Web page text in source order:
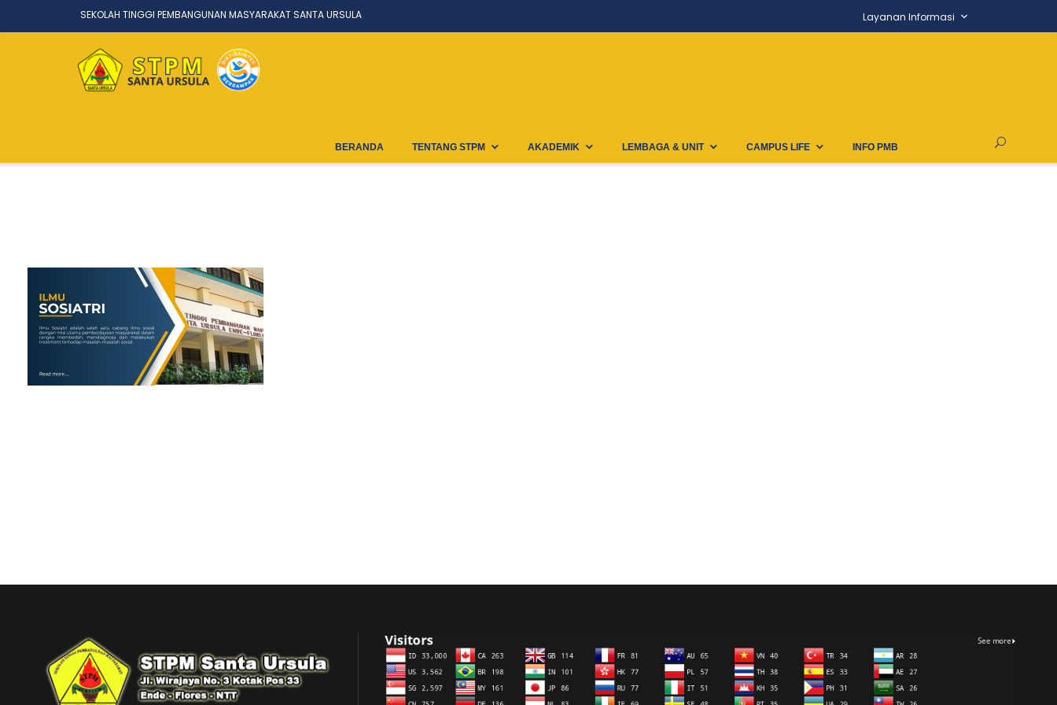
SEKOLAH TINGGI PEMBANGUNAN MASYARAKAT SANTA URSULA Layanan Informasi
BERANDA TENTANG STPM AKADEMIK LEMBAGA & UNIT CAMPUS LIFE INFO PMB